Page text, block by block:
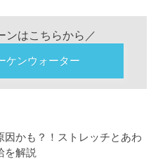
ンはこちらから／
ケンウォーター
因かも？！ストレッチとあわ
を解説